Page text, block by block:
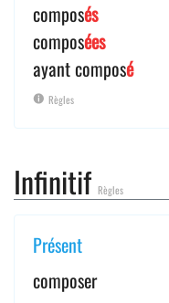
composés
composées
ayant composé
Règles
Infinitif Règles
Présent
composer